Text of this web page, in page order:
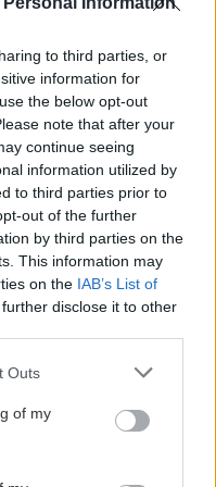
to third parties, or
information for
the below opt-out
note that after your
continue seeing
information utilized by
to third parties prior to
out of the further
by third parties on the
This information may
on the IAB’s List of
disclose it to other
Outs
of my
για την Κρήτη
στην